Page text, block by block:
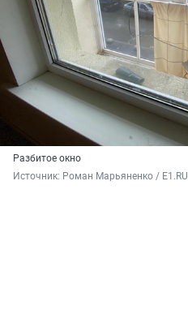
Разбитое окно
Источник: Роман Марьяненко / E1.RU